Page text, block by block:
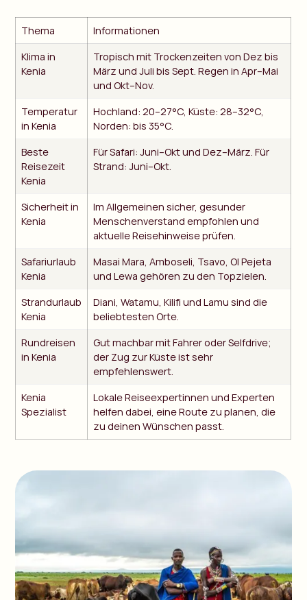
Thema
Informationen
Klima in
Kenia
Tropisch mit Trockenzeiten von Dez bis
März und Juli bis Sept. Regen in Apr–Mai
und Okt–Nov.
Temperatur
in Kenia
Hochland: 20–27°C, Küste: 28–32°C,
Norden: bis 35°C.
Beste
Reisezeit
Kenia
Für Safari: Juni–Okt und Dez–März. Für
Strand: Juni–Okt.
Sicherheit in
Kenia
Im Allgemeinen sicher, gesunder
Menschenverstand empfohlen und
aktuelle Reisehinweise prüfen.
Safariurlaub
Kenia
Masai Mara, Amboseli, Tsavo, Ol Pejeta
und Lewa gehören zu den Topzielen.
Strandurlaub
Kenia
Diani, Watamu, Kilifi und Lamu sind die
beliebtesten Orte.
Rundreisen
in Kenia
Gut machbar mit Fahrer oder Selfdrive;
der Zug zur Küste ist sehr
empfehlenswert.
Kenia
Spezialist
Lokale Reiseexpertinnen und Experten
helfen dabei, eine Route zu planen, die
zu deinen Wünschen passt.